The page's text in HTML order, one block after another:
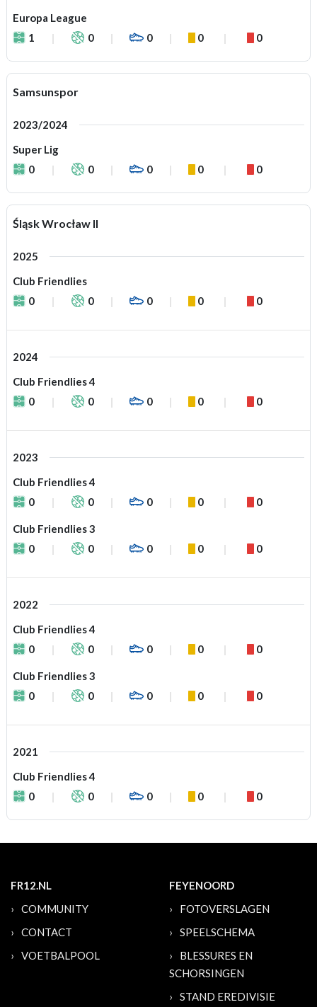
Europa League
1
0 0 0 0
Samsunspor
2023/2024
Super Lig
0
0 0 0 0
Śląsk Wrocław II
2025
Club Friendlies
0
0 0 0 0
2024
Club Friendlies 4
0
0 0 0 0
2023
Club Friendlies 4
0
0 0 0 0
Club Friendlies 3
0
0 0 0 0
2022
Club Friendlies 4
0
0 0 0 0
Club Friendlies 3
0
0 0 0 0
2021
Club Friendlies 4
0
0 0 0 0
FR12.NL
COMMUNITY
CONTACT
VOETBALPOOL
FEYENOORD
FOTOVERSLAGEN
SPEELSCHEMA
BLESSURES EN
SCHORSINGEN
STAND EREDIVISIE